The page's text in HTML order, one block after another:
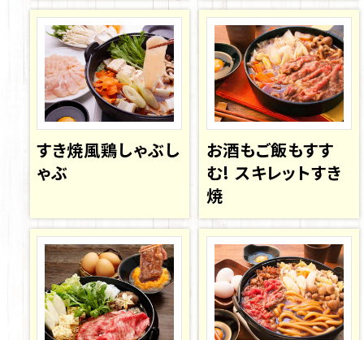
すき焼風鶏しゃぶし
ゃぶ
お酒もご飯もすす
む! スキレットすき
焼